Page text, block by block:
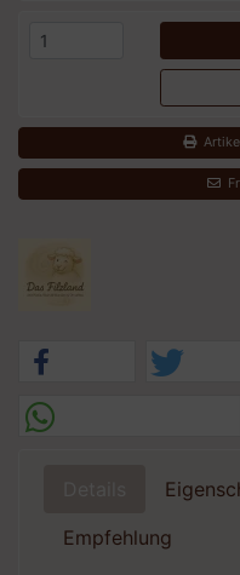
Empfehlung